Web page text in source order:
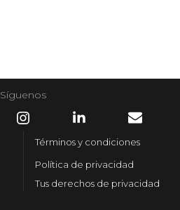
Síguenos
Términos y condiciones
Política de privacidad
Tus derechos de privacidad